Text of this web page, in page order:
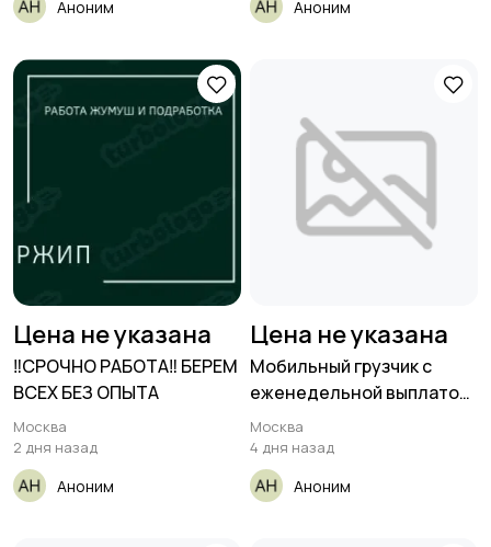
Аноним Аноним
Цена не указана
‼️СРОЧНО РАБОТА‼️ БЕРЕМ
ВСЕХ БЕЗ ОПЫТА
Москва
2 дня назад
Аноним
Цена не указана
Мобильный грузчик с
еженедельной выплатой
Ставка
Москва
4 дня назад
Аноним